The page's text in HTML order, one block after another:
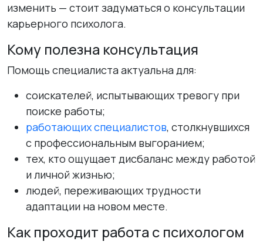
изменить — стоит задуматься о консультации
карьерного психолога.
Кому полезна консультация
Помощь специалиста актуальна для:
соискателей, испытывающих тревогу при
поиске работы;
работающих специалистов, столкнувшихся
с профессиональным выгоранием;
тех, кто ощущает дисбаланс между работой
и личной жизнью;
людей, переживающих трудности
адаптации на новом месте.
Как проходит работа с психологом